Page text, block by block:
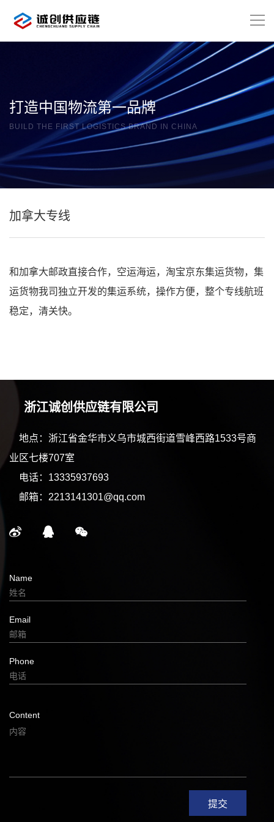
打造中国物流第一品牌
BUILD THE FIRST LOGISTICS BRAND IN CHINA
加拿大专线
和加拿大邮政直接合作，空运海运，淘宝京东集运货物，集
运货物我司独立开发的集运系统，操作方便，整个专线航班
稳定，清关快。
浙江诚创供应链有限公司
地点：浙江省金华市义乌市城西街道雪峰西路1533号商
业区七楼707室
电话：13335937693
邮箱：2213141301@qq.com
Name
Email
Phone
Content